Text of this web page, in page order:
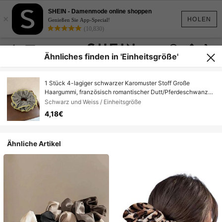
HOLEN
×
SHEIN - Damenmode online shoppen
Genießen Sie App-Special!
(10,830)
Ähnliches finden in 'Einheitsgröße'
1 Stück 4-lagiger schwarzer Karomuster Stoff Große
Haargummi, französisch romantischer Dutt/Pferdeschwanz
Haarschmuck, geeignet für täglichen Gebrauch Haargummis,
Haargummi Haarschmuck elastisches Band Schönheit Heim
Haarschmuck, Urlaubsaccessoires, Reise, Geburtstag
Schwarz und Weiss / Einheitsgröße
4,18€
Ähnliche Artikel